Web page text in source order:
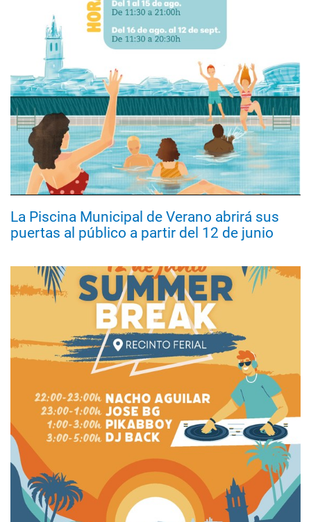
La Piscina Municipal de Verano abrirá sus
puertas al público a partir del 12 de junio